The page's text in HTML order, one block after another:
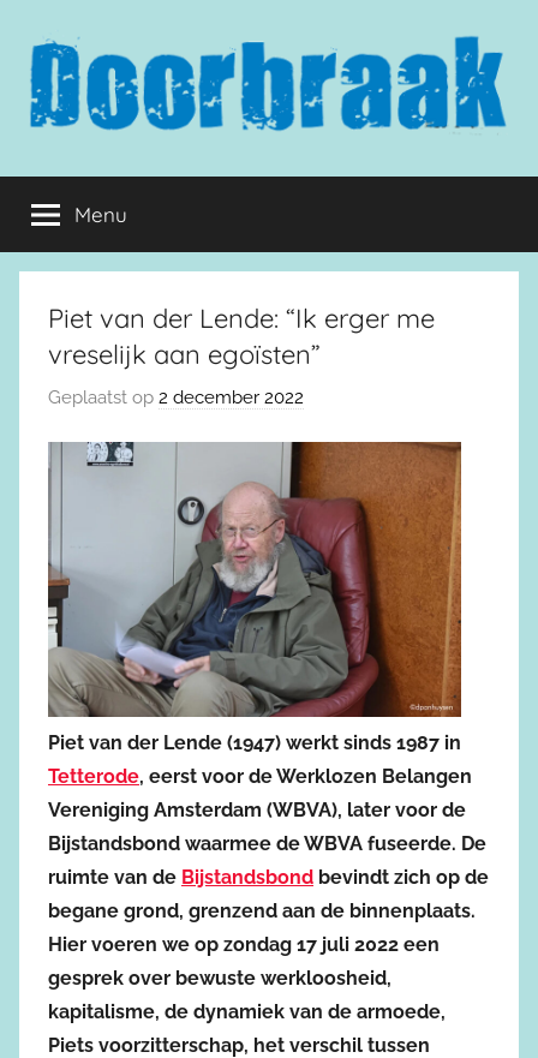
inhoud
springen
Doorbraak.eu
Menu
Piet van der Lende: “Ik erger me
vreselijk aan egoïsten”
Geplaatst op 2 december 2022
Piet van der Lende (1947) werkt sinds 1987 in
Tetterode, eerst voor de Werklozen Belangen
Vereniging Amsterdam (WBVA), later voor de
Bijstandsbond waarmee de WBVA fuseerde. De
ruimte van de Bijstandsbond bevindt zich op de
begane grond, grenzend aan de binnenplaats.
Hier voeren we op zondag 17 juli 2022 een
gesprek over bewuste werkloosheid,
kapitalisme, de dynamiek van de armoede,
Piets voorzitterschap, het verschil tussen